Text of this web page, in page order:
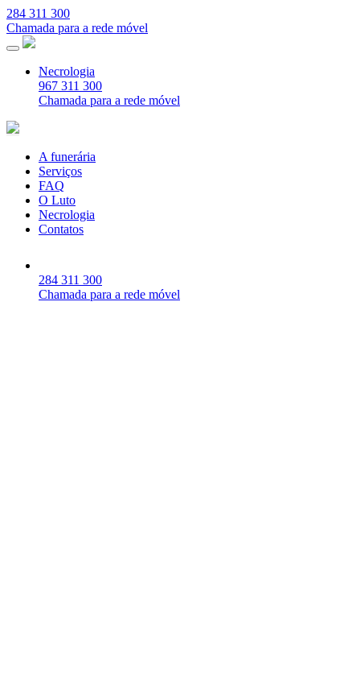
284 311 300
Chamada para a rede móvel
Necrologia
967 311 300
Chamada para a rede móvel
A funerária
Serviços
FAQ
O Luto
Necrologia
Contatos
284 311 300
Chamada para a rede móvel